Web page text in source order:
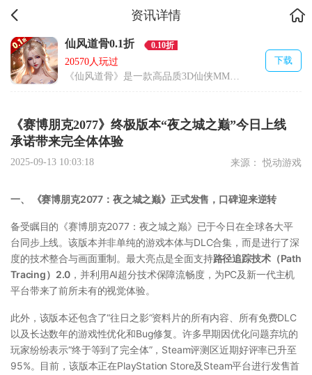
资讯详情
仙风道骨0.1折 0.10折
20570人玩过
《仙风道骨》是一款高品质3D仙侠MMOARPG手游
下载
《赛博朋克2077》终极版本“夜之城之巅”今日上线
承诺带来完全体体验
2025-09-13 10:03:18 来源： 悦动游戏
一、 《赛博朋克2077：夜之城之巅》正式发售，口碑迎来逆转
备受瞩目的《赛博朋克2077：夜之城之巅》已于今日在全球各大平
台同步上线。该版本并非单纯的游戏本体与DLC合集，而是进行了深
度的技术整合与画面重制。最大亮点是全面支持路径追踪技术（Path
Tracing）2.0 ，并利用AI超分技术保障流畅度，为PC及新一代主机
平台带来了前所未有的视觉体验。
此外，该版本还包含了“往日之影”资料片的所有内容、所有免费DLC
以及长达数年的游戏性优化和Bug修复。许多早期因优化问题弃坑的
玩家纷纷表示“终于等到了完全体”，Steam评测区近期好评率已升至
95%。目前，该版本正在PlayStation Store及Steam平台进行发售首